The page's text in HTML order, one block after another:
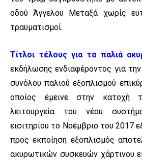
οδού Άγγελου Μεταξά χωρίς
τραυματισμοί.
Τίτλοι τέλους για τα παλιά
εκδήλωσης ενδιαφέροντος για
συνόλου παλιού εξοπλισμού
οποίος έμεινε στην
λειτουργεία του νέου
εισιτηρίου το Νοέμβριο του 2017
προς εκποίηση εξοπλισμός
ακυρωτικών συσκευών χάρτινου